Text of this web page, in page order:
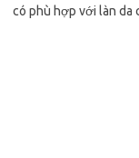
có phù hợp với làn da